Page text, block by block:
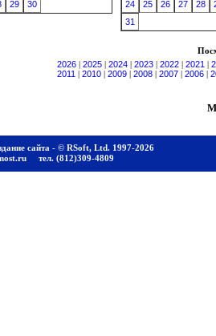
29 30 24 25 26 27 28
31
2026
2025 2024 2023 2022 2021
2011
2010 2009 2008 2007 2006
сайта - © RSoft, Ltd. 1997-2026
тел. (812)309-4809